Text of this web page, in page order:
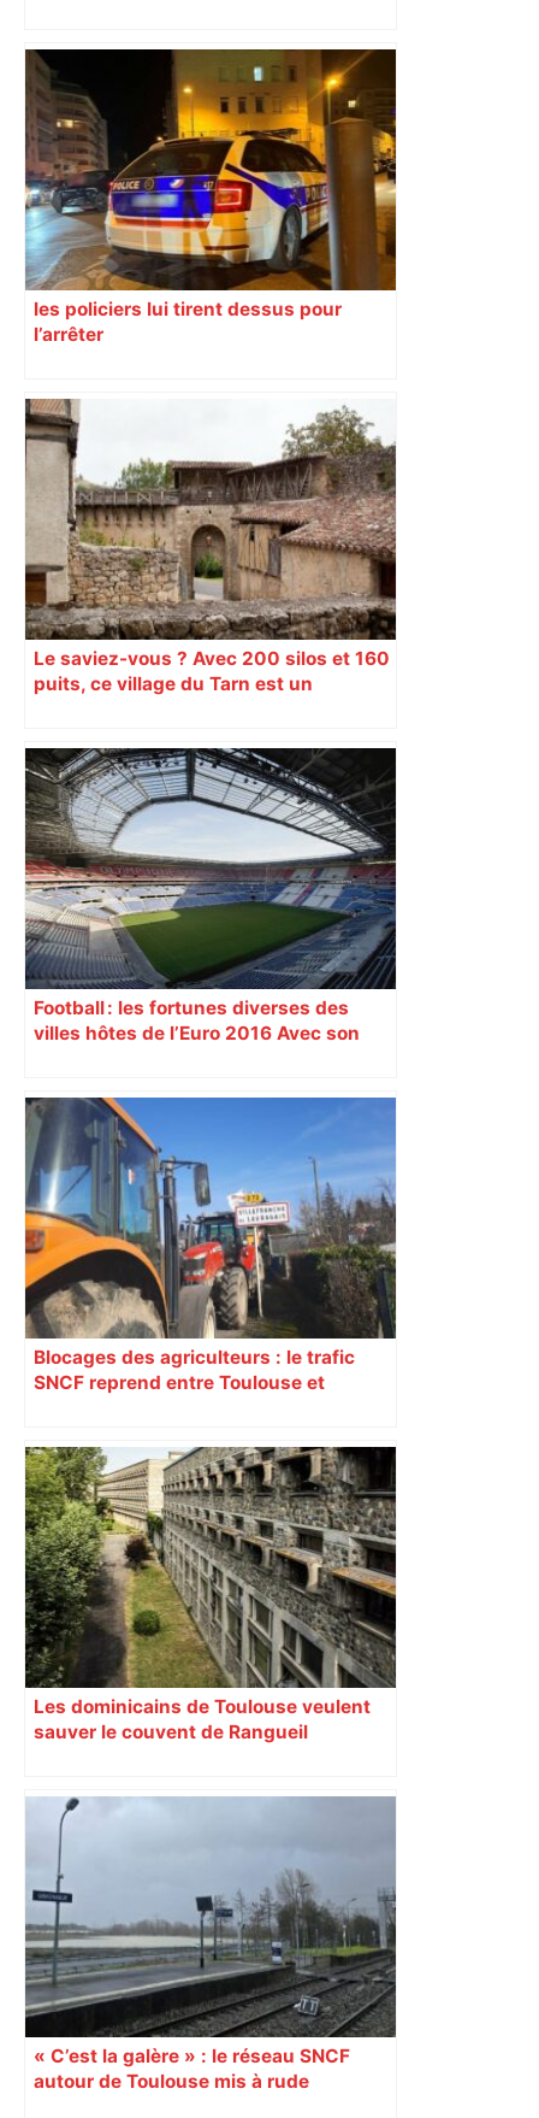
les policiers lui tirent dessus pour
l’arrêter
Le saviez-vous ? Avec 200 silos et 160
puits, ce village du Tarn est un
Football : les fortunes diverses des
villes hôtes de l’Euro 2016 Avec son
vivre un Euro exaltant grâce à un tirage
au sort favorable. Toutes les cités n’ont
pas été aussi gâtées.
Blocages des agriculteurs : le trafic
SNCF reprend entre Toulouse et
Les dominicains de Toulouse veulent
sauver le couvent de Rangueil
« C’est la galère » : le réseau SNCF
autour de Toulouse mis à rude